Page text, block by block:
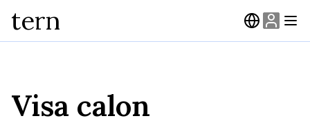
tern
Visa calon